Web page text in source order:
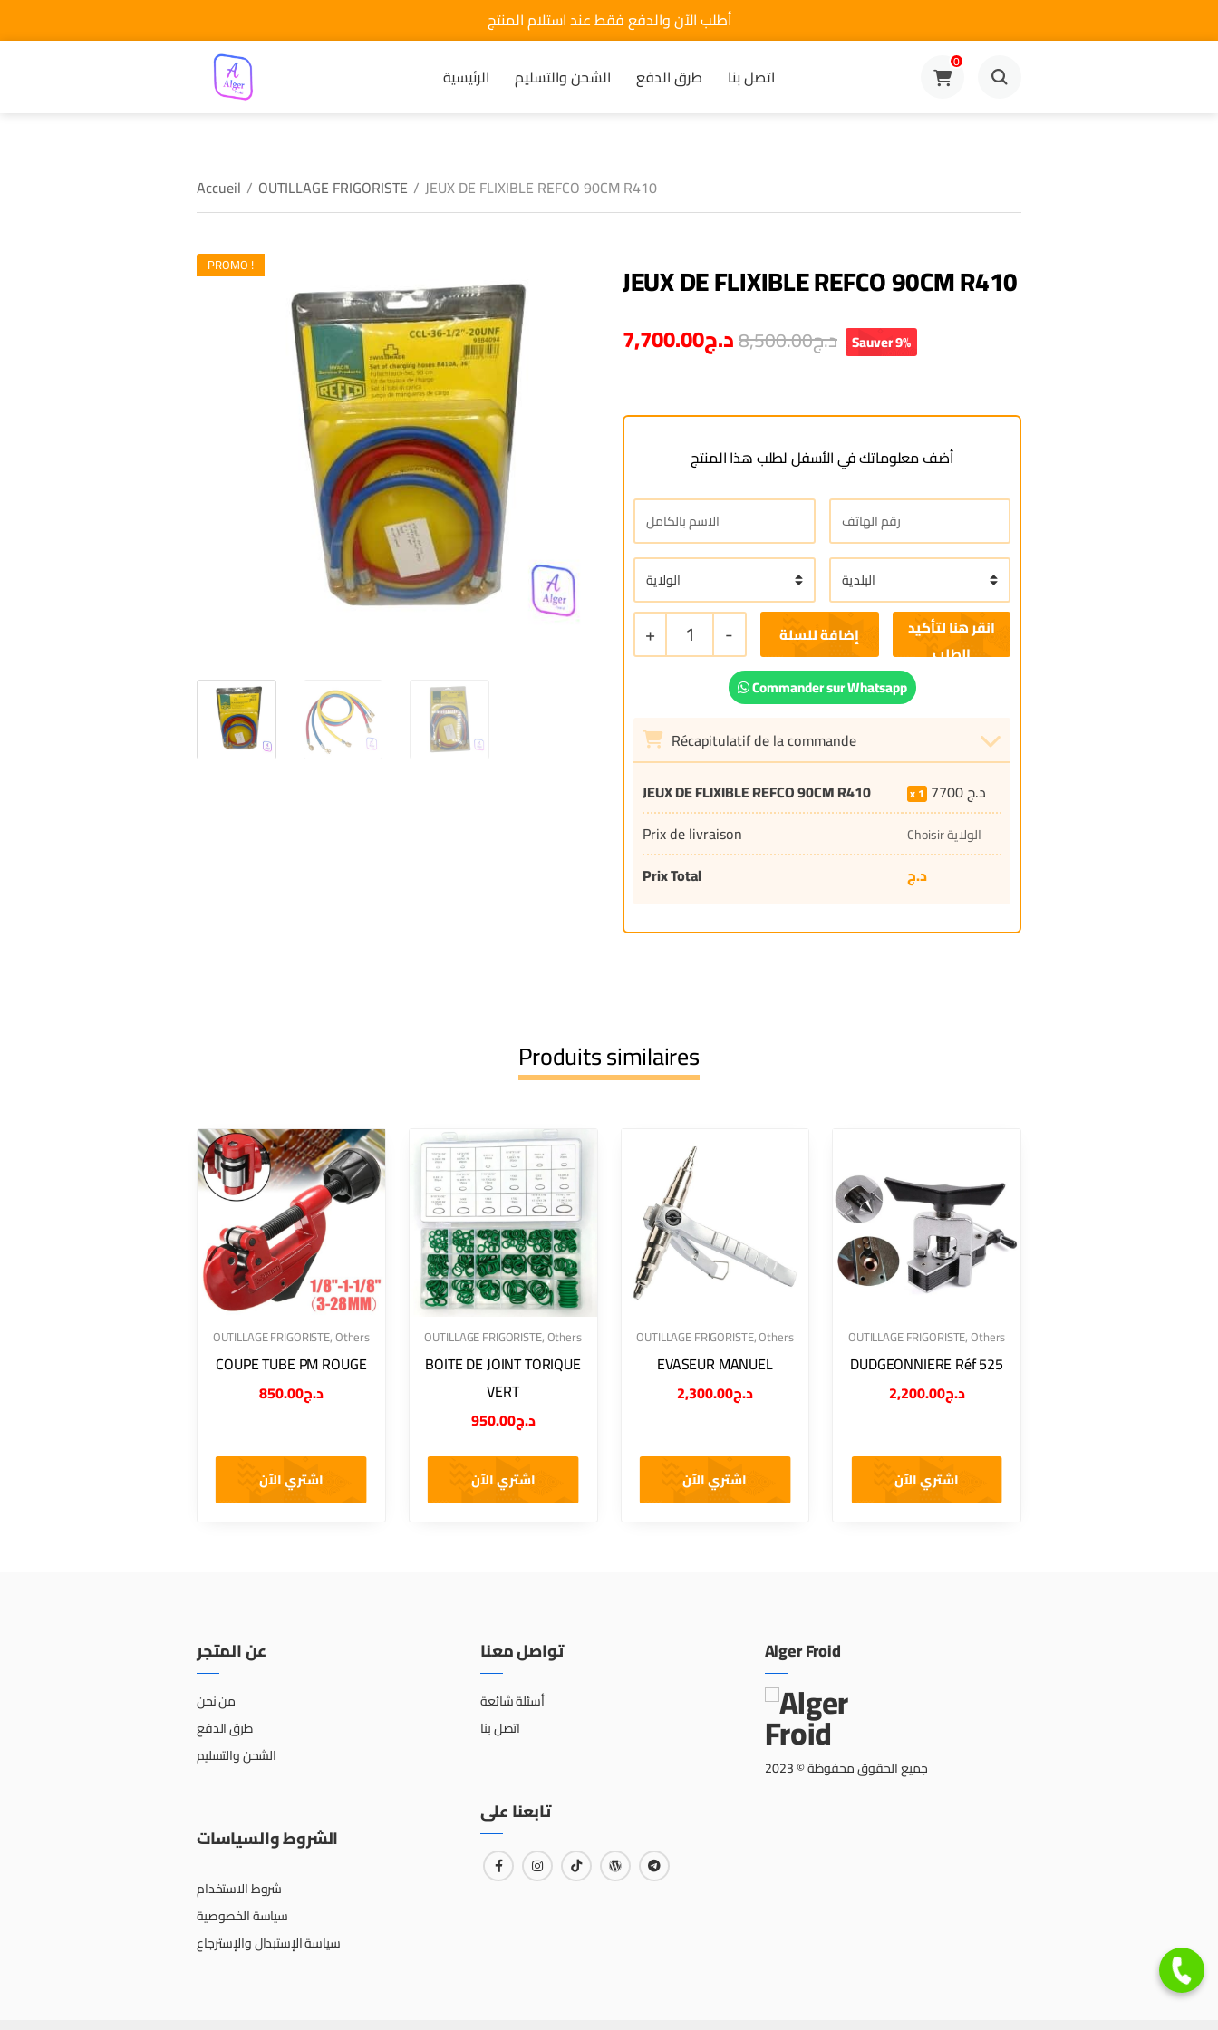
أطلب الآن والدفع فقط عند استلام المنتج
الرئيسية الشحن والتسليم طرق الدفع اتصل بنا
0
Accueil / OUTILLAGE FRIGORISTE / JEUX DE FLIXIBLE REFCO 90CM R410
PROMO ! JEUX DE FLIXIBLE REFCO 90CM R410
د.ج7,700.00 د.ج8,500.00 Sauver 9%
أضف معلوماتك في الأسفل لطلب هذا المنتج
+ 1 - إضافة للسلة
Commander sur Whatsapp
Récapitulatif de la commande
JEUX DE FLIXIBLE REFCO 90CM R410
1 7700د.ج
Prix de livraison
Choisir الولاية
Prix Total د.ج
Produits similaires
OUTILLAGE FRIGORISTE,Others
COUPE TUBE PM ROUGE
د.ج850.00
اشتري الآن
OUTILLAGE FRIGORISTE,Others
BOITE DE JOINT TORIQUE
VERT
د.ج950.00
اشتري الآن
OUTILLAGE FRIGORISTE,Others
EVASEUR MANUEL
د.ج2,300.00
اشتري الآن
OUTILLAGE FRIGORISTE,Others
DUDGEONNIERE Réf 525
د.ج2,200.00
اشتري الآن
عن المتجر
من نحن
طرق الدفع
الشحن والتسليم
الشروط والسياسات
شروط الاستخدام
سياسة الخصوصية
سياسة الإستبدال والإسترجاع
تواصل معنا
أسئلة شائعة
اتصل بنا
تابعنا على
Alger Froid
جميع الحقوق محفوظة © 2023